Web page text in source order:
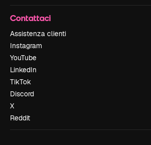
Contattaci
Assistenza clienti
Instagram
YouTube
LinkedIn
TikTok
Discord
X
Reddit